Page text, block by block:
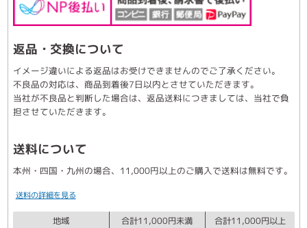
返品・交換について
イメージ違いによる返品はお受けできませんのでご了承ください。
不良品の対応は、商品到着後7日以内とさせていただきます。
当社が不良品と判断した場合は、返品送料につきましては、当社で負
担させていただきます。
送料について
本州・四国・九州の場合、11,000円以上のご購入で送料は無料です。
送料の詳細を見る
地域 合計11,000円未満
合計11,000円以上